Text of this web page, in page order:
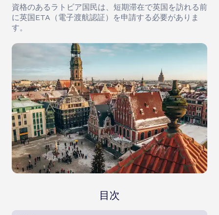
資格のあるラトビア国民は、短期滞在で英国を訪れる前
に英国ETA（電子渡航認証）を申請する必要がありま
す。
目次